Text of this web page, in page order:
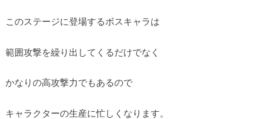
このステージに登場するボスキャラは
範囲攻撃を繰り出してくるだけでなく
かなりの高攻撃力でもあるので
キャラクターの生産に忙しくなります。